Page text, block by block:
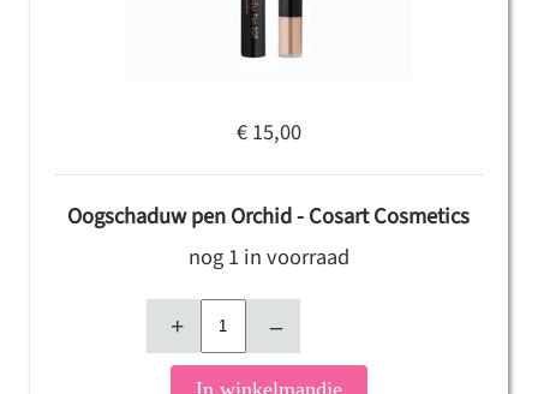
€ 15,00
Oogschaduw pen Orchid - Cosart Cosmetics
nog 1 in voorraad
+ –
In winkelmandje